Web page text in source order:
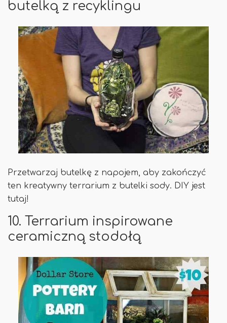
butelką z recyklingu
Przetwarzaj butelkę z napojem, aby zakończyć
ten kreatywny terrarium z butelki sody. DIY jest
tutaj!
10. Terrarium inspirowane
ceramiczną stodołą